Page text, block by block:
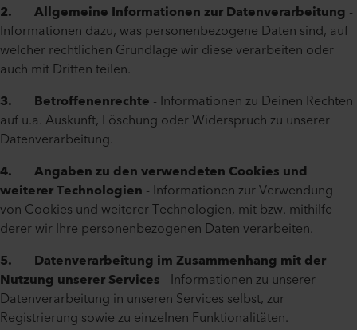
2. Allgemeine Informationen zur Datenverarbeitung -
Informationen dazu, was personenbezogene Daten sind, auf
welcher rechtlichen Grundlage wir diese verarbeiten oder
auch mit Dritten teilen.
3. Betroffenenrechte - Informationen zu Deinen Rechten
auf u.a. Auskunft, Löschung oder Widerspruch zu unserer
Datenverarbeitung.
4. Angaben zu den verwendeten Cookies und
weiterer Technologien - Informationen zur Verwendung
von Cookies und weiterer Technologien, mit bzw. mithilfe
derer wir Ihre personenbezogenen Daten verarbeiten.
5. Datenverarbeitung im Zusammenhang mit der
Nutzung unserer Services - Informationen zu unserer
Datenverarbeitung in unseren Services selbst, zur
Registrierung sowie zu einzelnen Funktionalitäten.